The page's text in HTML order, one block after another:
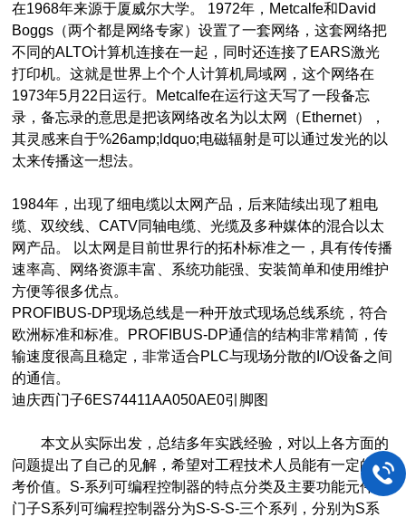
在1968年来源于厦威尔大学。 1972年，Metcalfe和David
Boggs（两个都是网络专家）设置了一套网络，这套网络把
不同的ALTO计算机连接在一起，同时还连接了EARS激光
打印机。这就是世界上个个人计算机局域网，这个网络在
1973年5月22日运行。Metcalfe在运行这天写了一段备忘
录，备忘录的意思是把该网络改名为以太网（Ethernet），
其灵感来自于%26amp;ldquo;电磁辐射是可以通过发光的以
太来传播这一想法。
1984年，出现了细电缆以太网产品，后来陆续出现了粗电
缆、双绞线、CATV同轴电缆、光缆及多种媒体的混合以太
网产品。 以太网是目前世界行的拓朴标准之一，具有传传播
速率高、网络资源丰富、系统功能强、安装简单和使用维护
方便等很多优点。
PROFIBUS-DP现场总线是一种开放式现场总线系统，符合
欧洲标准和标准。PROFIBUS-DP通信的结构非常精简，传
输速度很高且稳定，非常适合PLC与现场分散的I/O设备之间
的通信。
迪庆西门子6ES74411AA050AE0引脚图
本文从实际出发，总结多年实践经验，对以上各方面的
问题提出了自己的见解，希望对工程技术人员能有一定的参
考价值。S-系列可编程控制器的特点分类及主要功能元件西
门子S系列可编程控制器分为S-S-S-三个系列，分别为S系